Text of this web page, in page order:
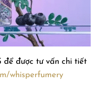
để được tư vấn chi tiết
whisperfumery